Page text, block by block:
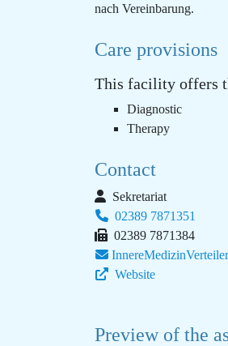
nach Vereinbarung.
Care provisions
This facility offers
Diagnostic
Therapy
Contact
Sekretariat
02389 7871351
02389 7871384
Website
Preview of the